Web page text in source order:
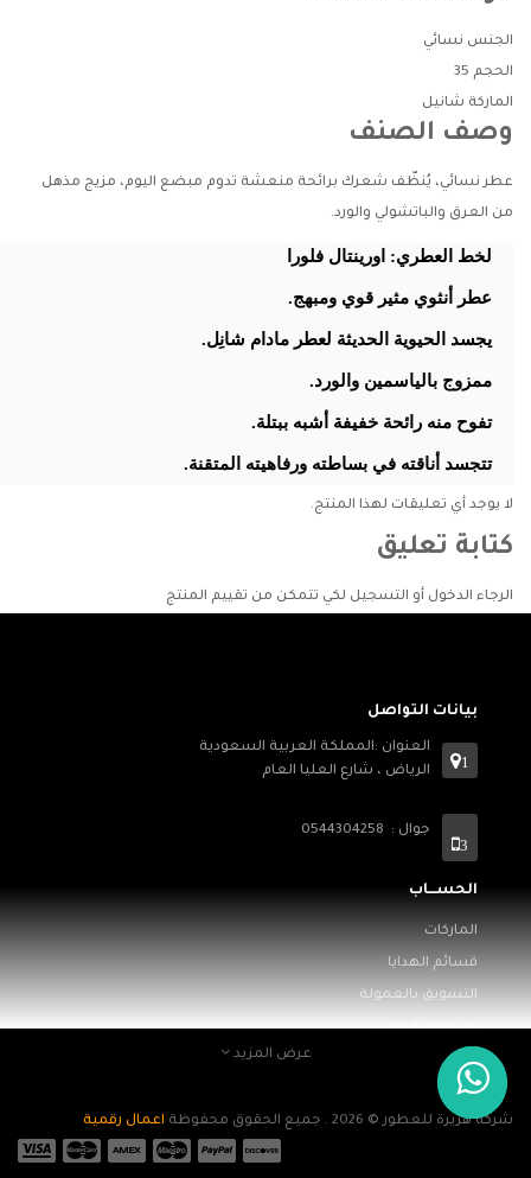
الجنس نسائي
الحجم 35
الماركة شانيل
وصف الصنف
عطر نسائي، يُنظّف شعرك برائحة منعشة تدوم مبضع اليوم، مزيج مذهل
من العرق والباتشولي والورد.
لخط العطري: اورينتال فلورا
عطر أنثوي مثير قوي ومبهج.
يجسد الحيوية الحديثة لعطر مادام شانِل.
ممزوج بالياسمين والورد.
تفوح منه رائحة خفيفة أشبه ببتلة.
تتجسد أناقته في بساطته ورفاهيته المتقنة.
لا يوجد أي تعليقات لهذا المنتج.
كتابة تعليق
الرجاء الدخول أو التسجيل لكي تتمكن من تقييم المنتج
بيانات التواصل
1
العنوان :المملكة العربية السعودية
الرياض ، شارع العليا العام
3
جوال : 0544304258
الحســـاب
الماركات
قسائم الهدايا
التسويق بالعمولة
العروض المميزة
معلومـــات
من نحن
عرض المزيد
شركة هريرة للعطور © 2026 . جميع الحقوق محفوظة اعمال رقمية